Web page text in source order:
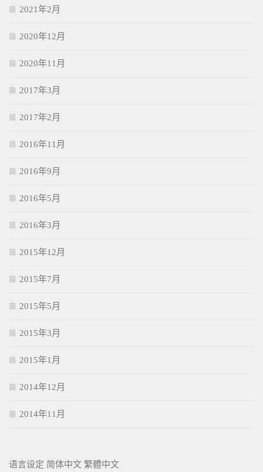
2021年2月
2020年12月
2020年11月
2017年3月
2017年2月
2016年11月
2016年9月
2016年5月
2016年3月
2015年12月
2015年7月
2015年5月
2015年3月
2015年1月
2014年12月
2014年11月
语言设定 简体中文 繁體中文